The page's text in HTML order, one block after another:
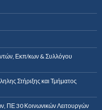
Εκπ/κων & Συλλόγου
Στήριξης και Τμήματος
ΠΕ 30 Κοινωνικών Λειτουργών